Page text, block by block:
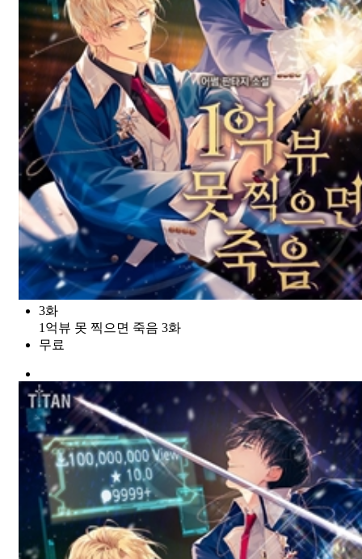
3화
1억뷰 못 찍으면 죽음 3화
무료